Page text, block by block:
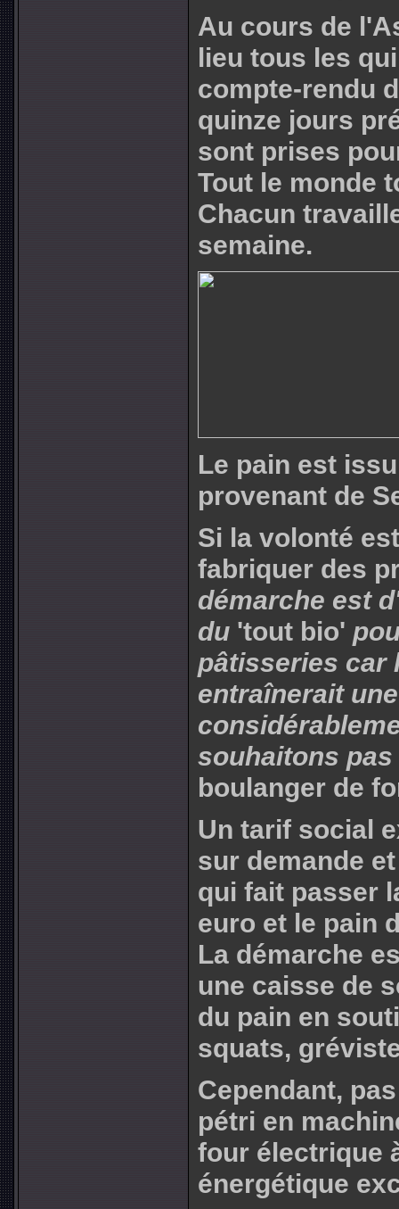
Au cours de
lieu tous les
compte-rendu
quinze jours
sont prises
Tout le monde
Chacun
semaine.
Le pain est
provenant de
Si la volonté
fabriquer des
démarche est
du 'tout bio'
pâtisseries car
entraînerait
souhaitons pas
boulanger de
Un tarif social
sur demande
qui fait passer
euro et le pain
La démarche
une caisse de
du pain en
squats,
Cependant,
pétri en
four électrique
énergétique